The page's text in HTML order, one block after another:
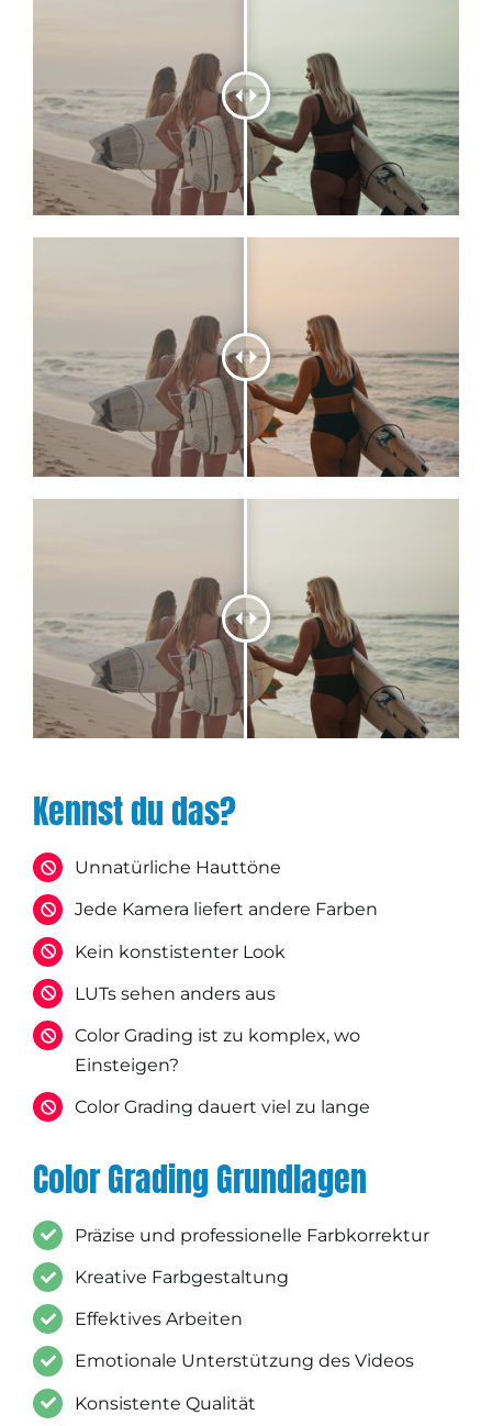
Kennst du das?
Unnatürliche Hauttöne
Jede Kamera liefert andere Farben
Kein konstistenter Look
LUTs sehen anders aus
Color Grading ist zu komplex, wo
Einsteigen?
Color Grading dauert viel zu lange
Color Grading Grundlagen
Präzise und professionelle Farbkorrektur
Kreative Farbgestaltung
Effektives Arbeiten
Emotionale Unterstützung des Videos
Konsistente Qualität